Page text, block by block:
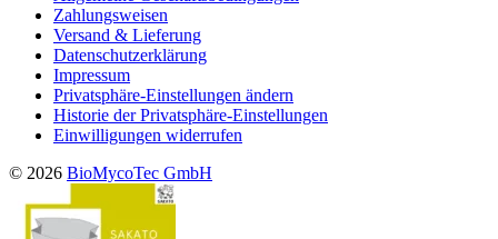
Zahlungsweisen
Versand & Lieferung
Datenschutzerklärung
Impressum
Privatsphäre-Einstellungen ändern
Historie der Privatsphäre-Einstellungen
Einwilligungen widerrufen
© 2026 BioMycoTec GmbH